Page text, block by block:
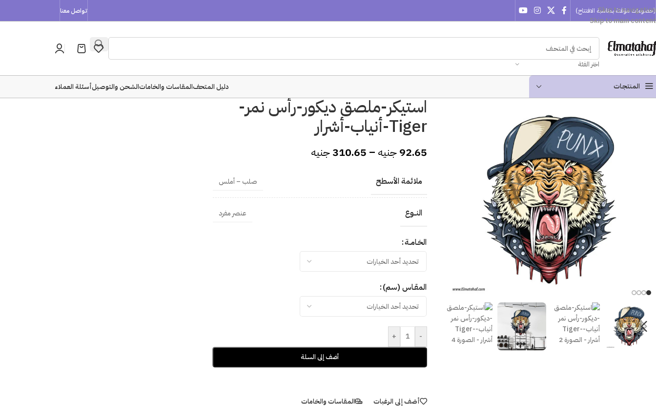
Skip to navigation
Skip to main content
(خصومات مؤقتة بمناسبة الافتتاح) تواصل معنا
اختر الفئة
المنتجـات دليل المتحفالمقاسات والخاماتالشحن والتوصيلأسئلة العملاء
استيكر-ملصق ديكور-رأس نمر-
Tiger-أنياب-أشرار
92.65جنيه –
310.65جنيه
ملائمة الأسطح صلب – أملس
النــوع عنصر مفرد
الخـامــة
المقـاس (سم)
-
+
أضف إلى السلة
أضف إلى الرغبات المقاسات والخامات